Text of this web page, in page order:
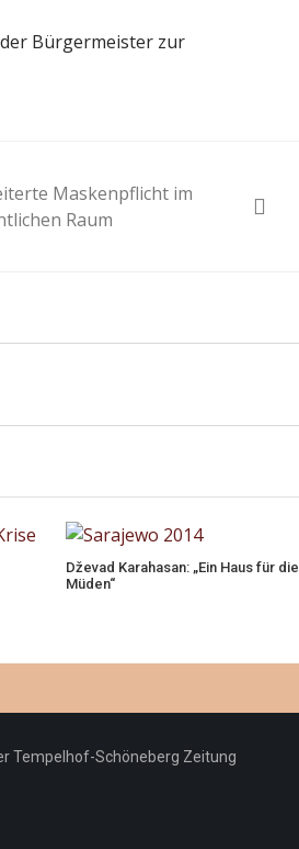
Bürgermeister zur
Maskenpflicht im
Raum
Dževad Karahasan: „Ein Haus für die
Müden“